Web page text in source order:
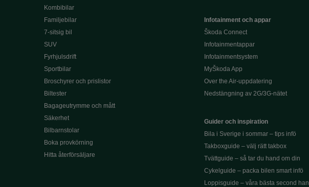
Kombibilar
Familjebilar
7-sitsig bil
SUV
Fyrhjulsdrift
Sportbilar
Broschyrer och prislistor
Biltester
Bagageutrymme och mått
Säkerhet
Bilbarnstolar
Boka provkörning
Hitta återförsäljare
Infotainment och appar
Škoda Connect
Infotainmentappar
Infotainmentsystem
MyŠkoda App
Over the Air-uppdatering
Nedstängning av 2G/3G-nätet
Guider och inspiration
Bila i Sverige i sommar – tips infö
Takboxguide – välj rätt takbox
Tvättguide – så tar du hand om din
Cykelguide – packa bilen smart infö
Loppisguide – våra bästa second han